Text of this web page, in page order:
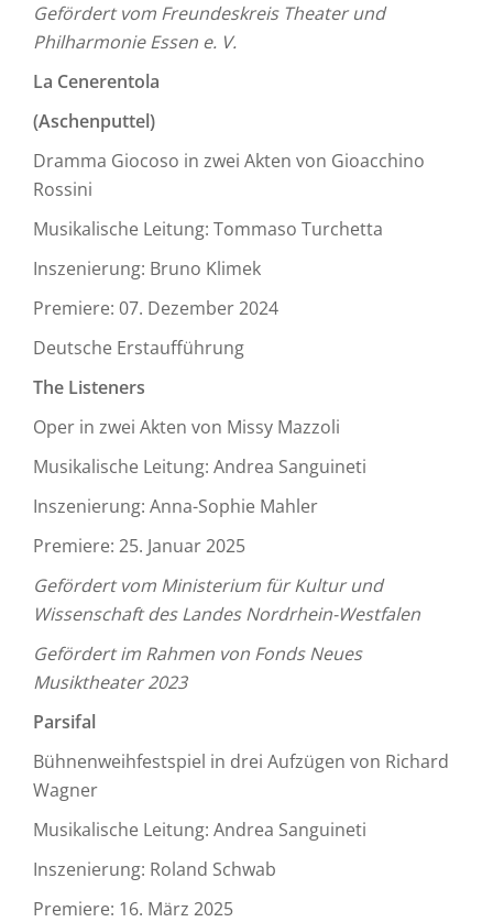
Gefördert vom Freundeskreis Theater und
Philharmonie Essen e. V.
La Cenerentola
(Aschenputtel)
Dramma Giocoso in zwei Akten von Gioacchino
Rossini
Musikalische Leitung: Tommaso Turchetta
Inszenierung: Bruno Klimek
Premiere: 07. Dezember 2024
Deutsche Erstaufführung
The Listeners
Oper in zwei Akten von Missy Mazzoli
Musikalische Leitung: Andrea Sanguineti
Inszenierung: Anna-Sophie Mahler
Premiere: 25. Januar 2025
Gefördert vom Ministerium für Kultur und
Wissenschaft des Landes Nordrhein-Westfalen
Gefördert im Rahmen von Fonds Neues
Musiktheater 2023
Parsifal
Bühnenweihfestspiel in drei Aufzügen von Richard
Wagner
Musikalische Leitung: Andrea Sanguineti
Inszenierung: Roland Schwab
Premiere: 16. März 2025